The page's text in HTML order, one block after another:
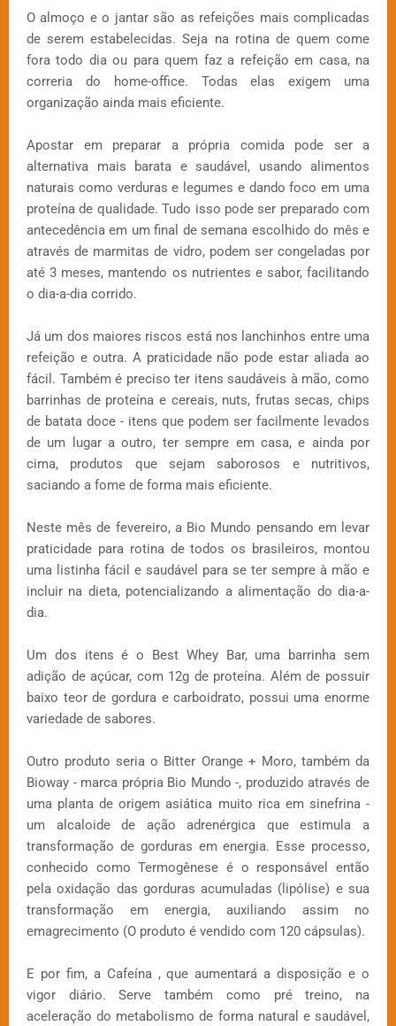
O almoço e o jantar são as refeições mais complicadas
de serem estabelecidas. Seja na rotina de quem come
fora todo dia ou para quem faz a refeição em casa, na
correria do home-office. Todas elas exigem uma
organização ainda mais eficiente.
Apostar em preparar a própria comida pode ser a
alternativa mais barata e saudável, usando alimentos
naturais como verduras e legumes e dando foco em uma
proteína de qualidade. Tudo isso pode ser preparado com
antecedência em um final de semana escolhido do mês e
através de marmitas de vidro, podem ser congeladas por
até 3 meses, mantendo os nutrientes e sabor, facilitando
o dia-a-dia corrido.
Já um dos maiores riscos está nos lanchinhos entre uma
refeição e outra. A praticidade não pode estar aliada ao
fácil. Também é preciso ter itens saudáveis à mão, como
barrinhas de proteína e cereais, nuts, frutas secas, chips
de batata doce - itens que podem ser facilmente levados
de um lugar a outro, ter sempre em casa, e ainda por
cima, produtos que sejam saborosos e nutritivos,
saciando a fome de forma mais eficiente.
Neste mês de fevereiro, a Bio Mundo pensando em levar
praticidade para rotina de todos os brasileiros, montou
uma listinha fácil e saudável para se ter sempre à mão e
incluir na dieta, potencializando a alimentação do dia-a-
dia.
Um dos itens é o Best Whey Bar, uma barrinha sem
adição de açúcar, com 12g de proteína. Além de possuir
baixo teor de gordura e carboidrato, possui uma enorme
variedade de sabores.
Outro produto seria o Bitter Orange + Moro, também da
Bioway - marca própria Bio Mundo -, produzido através de
uma planta de origem asiática muito rica em sinefrina -
um alcaloide de ação adrenérgica que estimula a
transformação de gorduras em energia. Esse processo,
conhecido como Termogênese é o responsável então
pela oxidação das gorduras acumuladas (lipólise) e sua
transformação em energia, auxiliando assim no
emagrecimento (O produto é vendido com 120 cápsulas).
E por fim, a Cafeína , que aumentará a disposição e o
vigor diário. Serve também como pré treino, na
aceleração do metabolismo de forma natural e saudável,